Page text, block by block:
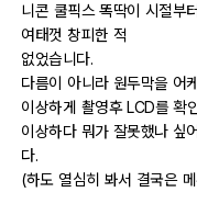
커뮤니티
자유게시판
오프라인
정보 / 강좌
니콘 쿨픽스 똑딱이 시절부
여태껏 창피한 적
없었습니다.
다름이 아니라 원두막을 어
이상하게 촬영후 LCD를 확
이상하다 뭐가 잘못했나 싶
다.
(하도 열심히 봐서 결국은